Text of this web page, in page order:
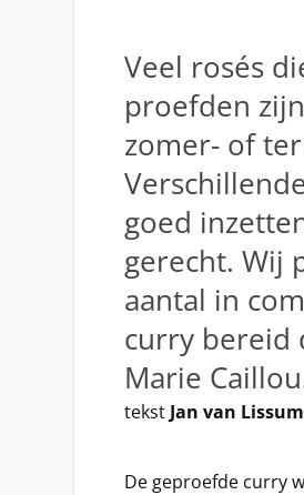
Veel rosés
proefden
zomer- of
goed
gerecht. Wij
aantal in
curry bereid
Marie
tekst Jan van Lissum
De geproefde curry